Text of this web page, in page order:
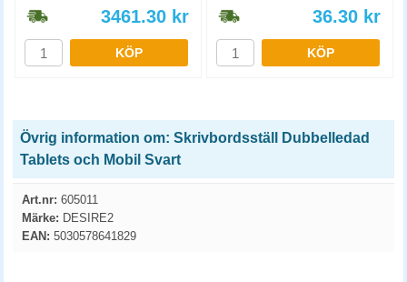
3461.30 kr
KÖP
36.30 kr
KÖP
Övrig information om: Skrivbordsställ Dubbelledad
Tablets och Mobil Svart
Art.nr: 605011
Märke: DESIRE2
EAN: 5030578641829